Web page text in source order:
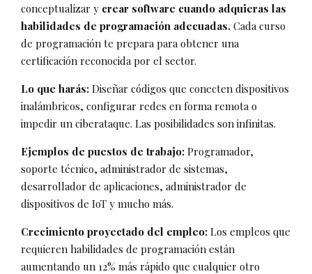
conceptualizar y crear software cuando adquieras las
habilidades de programación adecuadas. Cada curso
de programación te prepara para obtener una
certificación reconocida por el sector.
Lo que harás: Diseñar códigos que conecten dispositivos
inalámbricos, configurar redes en forma remota o
impedir un ciberataque. Las posibilidades son infinitas.
Ejemplos de puestos de trabajo: Programador,
soporte técnico, administrador de sistemas,
desarrollador de aplicaciones, administrador de
dispositivos de IoT y mucho más.
Crecimiento proyectado del empleo: Los empleos que
requieren habilidades de programación están
aumentando un 12% más rápido que cualquier otro